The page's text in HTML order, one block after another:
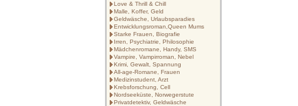
Love & Thrill & Chill
Malle, Koffer, Geld
Geldwäsche, Urlaubsparadies
Entwicklungsroman,Queen Mums
Starke Frauen, Biografie
Irren, Psychiatrie, Philosophie
Mädchenromane, Handy, SMS
Vampire, Vampirroman, Nebel
Krimi, Gewalt, Spannung
All-age-Romane, Frauen
Medizinstudent, Arzt
Krebsforschung, Cell
Nordseeküste, Norwegerstute
Privatdetektiv, Geldwäsche